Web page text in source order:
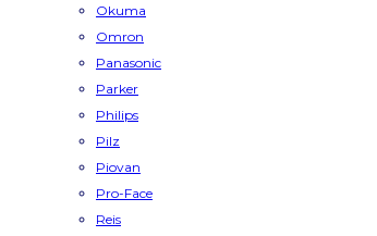
Okuma
Omron
Panasonic
Parker
Philips
Pilz
Piovan
Pro-Face
Reis